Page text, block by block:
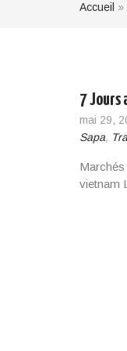
Accueil »
7 Jours
mai 29,
Sapa,
vietnam